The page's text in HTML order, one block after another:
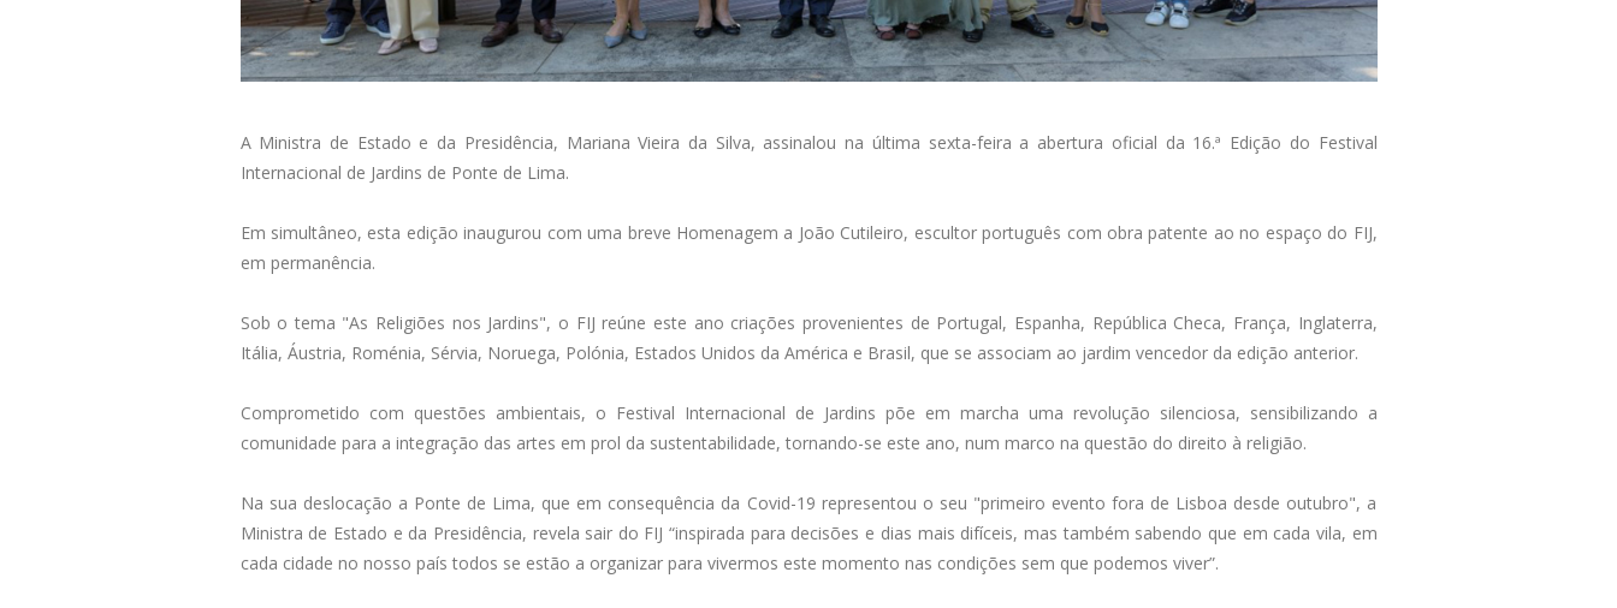
A Ministra de Estado e da Presidência, Mariana Vieira da Silva, assinalou na última sexta-feira a abertura oficial da 16.ª Edição do Festival
Internacional de Jardins de Ponte de Lima.
Em simultâneo, esta edição inaugurou com uma breve Homenagem a João Cutileiro, escultor português com obra patente ao no espaço do FIJ,
em permanência.
Sob o tema "As Religiões nos Jardins", o FIJ reúne este ano criações provenientes de Portugal, Espanha, República Checa, França, Inglaterra,
Itália, Áustria, Roménia, Sérvia, Noruega, Polónia, Estados Unidos da América e Brasil, que se associam ao jardim vencedor da edição anterior.
Comprometido com questões ambientais, o Festival Internacional de Jardins põe em marcha uma revolução silenciosa, sensibilizando a
comunidade para a integração das artes em prol da sustentabilidade, tornando-se este ano, num marco na questão do direito à religião.
Na sua deslocação a Ponte de Lima, que em consequência da Covid-19 representou o seu "primeiro evento fora de Lisboa desde outubro", a
Ministra de Estado e da Presidência, revela sair do FIJ “inspirada para decisões e dias mais difíceis, mas também sabendo que em cada vila, em
cada cidade no nosso país todos se estão a organizar para vivermos este momento nas condições sem que podemos viver”.